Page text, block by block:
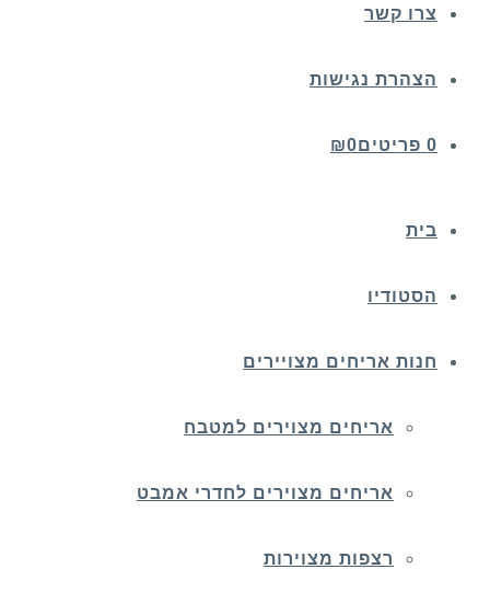
צרו קשר
הצהרת נגישות
0 פריטים ₪0
בית
הסטודיו
חנות אריחים מצויירים
אריחים מצוירים למטבח
אריחים מצוירים לחדרי אמבט
רצפות מצוירות